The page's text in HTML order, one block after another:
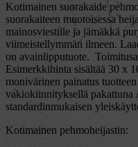
Kotimainen suorakaide
suorakaiteen muotoisessa
mainosviestille ja jämäkkä
viimeistellymmän ilmeen.
on avainlipputuote.
Esimerkkihinta sisältää 30 x
monivärinen painatus
vakiokiinnityksellä pakattuna
standardinmukaisen
Kotimainen pehmoheijastin: